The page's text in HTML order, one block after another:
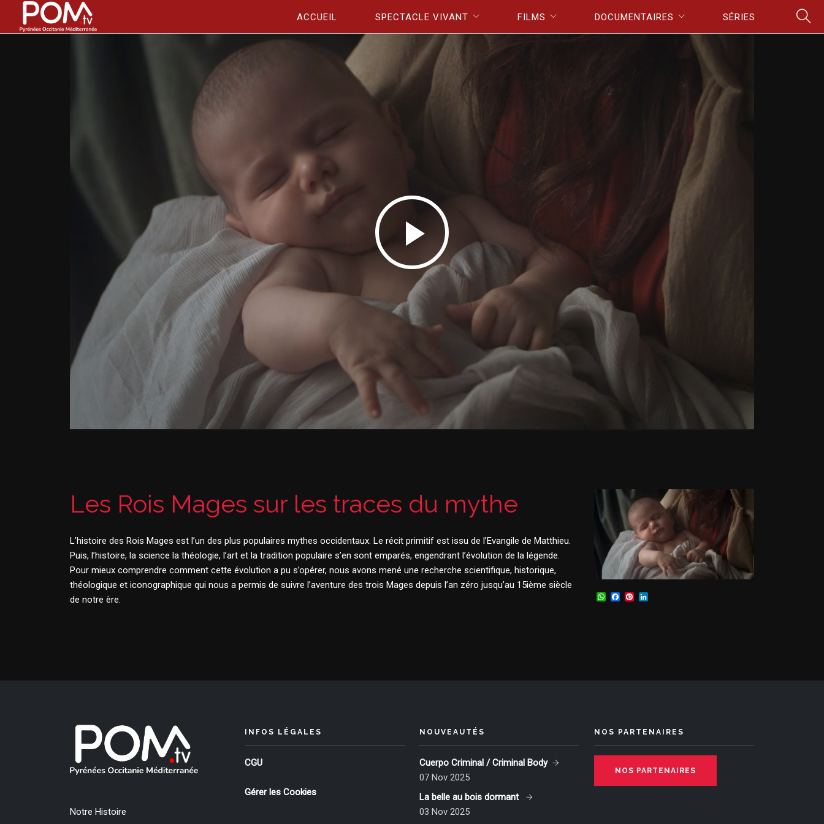
ACCUEIL SPECTACLE VIVANT FILMS DOCUMENTAIRES SÉRIES
Les Rois Mages sur les traces du mythe
L’histoire des Rois Mages est l’un des plus populaires mythes occidentaux. Le récit primitif est issu de l’Evangile de Matthieu.
Puis, l’histoire, la science la théologie, l’art et la tradition populaire s’en sont emparés, engendrant l’évolution de la légende.
Pour mieux comprendre comment cette évolution a pu s’opérer, nous avons mené une recherche scientifique, historique,
théologique et iconographique qui nous a permis de suivre l’aventure des trois Mages depuis l’an zéro jusqu’au 15ième siècle
de notre ère.
WhatsApp
Facebook
Pinterest
Notre Histoire
INFOS LÉGALES
CGU
Gérer les Cookies
NOUVEAUTÉS
Cuerpo Criminal / Criminal Body
07 Nov 2025
La belle au bois dormant
03 Nov 2025
NOS PARTENAIRES
NOS PARTENAIRES